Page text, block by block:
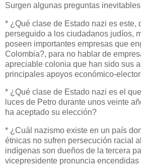
Surgen algunas preguntas
* ¿Qué clase de Estado nazi es este,
perseguido a los ciudadanos judíos,
poseen importantes empresas que
Colombia?, para no hablar de
apreciable colonia que han sido sus
principales apoyos económico-
* ¿Qué clase de Estado nazi es el
luces de Petro durante unos veinte
ha aceptado su elección?
* ¿Cuál nazismo existe en un país
étnicas no sufren persecución racial
indígenas son dueños de la tercera
vicepresidente pronuncia